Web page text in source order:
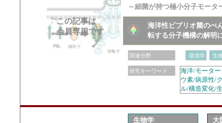
この記事は
会員専用です
～細菌が持つ極小分子モー
海洋性ビブリオ菌のべ
転する分子機構の解明
関連分野 環境学 生
研究キーワード
海洋/モータ
ウ素/病原性/
ル/構造変化/
生物学 大